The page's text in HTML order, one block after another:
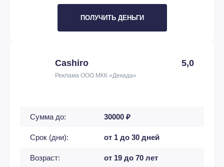
ПОЛУЧИТЬ ДЕНЬГИ
Cashiro 5,0
Реклама ООО МКК «Декада»
Сумма до: 30000 ₽
Срок (дни): от 1 до 30 дней
Возраст: от 19 до 70 лет